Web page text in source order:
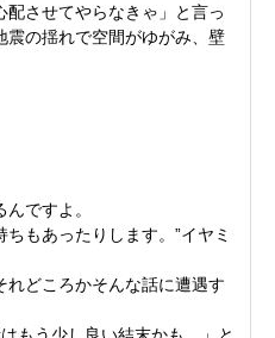
させてやらなきゃ」と言っ
震の揺れで空間がゆがみ、壁
ですよ。
もあったりします。”イヤミ
どころかそんな話に遭遇す